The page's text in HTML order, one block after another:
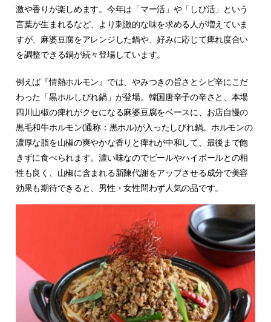
激や香りが楽しめます。今年は「マー活」や「しび活」という
言葉が生まれるなど、より刺激的な味を求める人が増えていま
すが、麻婆豆腐をアレンジした鍋や、好みに応じて痺れ度合い
を調整できる鍋が続々登場しています。
例えば『情熱ホルモン』では、やみつきの旨さとシビ辛にこだ
わった「黒ホルしびれ鍋」が登場。韓国唐辛子の辛さと、本場
四川山椒の痺れがクセになる麻婆豆腐をベースに、お店自慢の
黒毛和牛ホルモン(通称：黒ホル)が入ったしびれ鍋。ホルモンの
濃厚な脂を山椒の爽やかな香りと痺れが中和して、最後まで飽
きずに食べられます。濃い味なのでビールやハイボールとの相
性も良く、山椒に含まれる新陳代謝をアップさせる成分で美容
効果も期待できると、男性・女性問わず人気の品です。